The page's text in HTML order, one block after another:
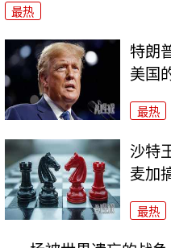
最热
特朗
美国
最热
沙特
麦加
最热